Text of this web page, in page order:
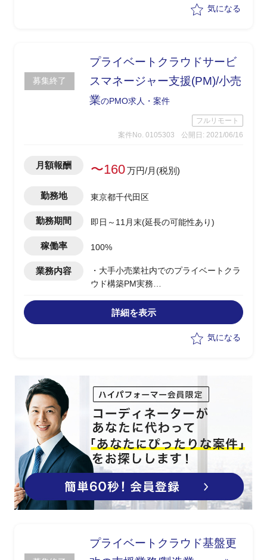
気になる
募集終了
プライベートクラウドサービ
スマネージャー支援(PM)/小売
業のPMO求人・案件
フルリモート
案件No. 0105303
公開日: 2021/06/16
月額報酬 〜160万円/月(税別)
勤務地 東京都千代田区
勤務期間 即日～11月末(延長の可能性あり)
稼働率 100%
業務内容
・大手小売業社内でのプライベートクラ
ウド構築PM実務
・IT関連の予算建て経験
詳細を表示
気になる
プライベートクラウド基盤更